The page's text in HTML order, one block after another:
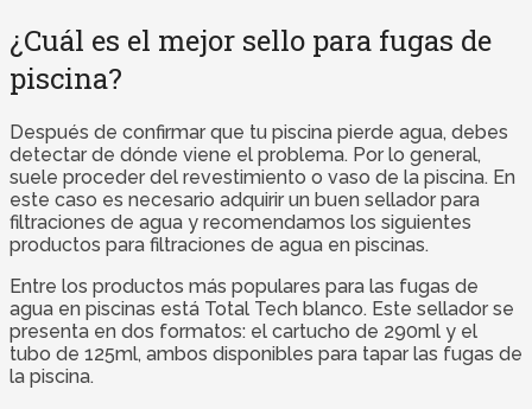
¿Cuál es el mejor sello para fugas de
piscina?
Después de confirmar que tu piscina pierde agua, debes
detectar de dónde viene el problema. Por lo general,
suele proceder del revestimiento o vaso de la piscina. En
este caso es necesario adquirir un buen sellador para
filtraciones de agua y recomendamos los siguientes
productos para filtraciones de agua en piscinas.
Entre los productos más populares para las fugas de
agua en piscinas está Total Tech blanco. Este sellador se
presenta en dos formatos: el cartucho de 290ml y el
tubo de 125ml, ambos disponibles para tapar las fugas de
la piscina.